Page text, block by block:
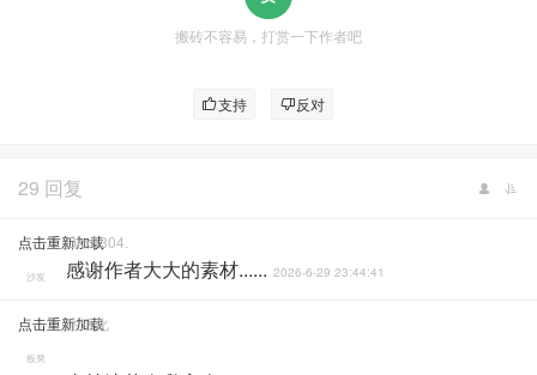
搬砖不容易，打赏一下作者吧
支持 反对
29 回复
点击重新加载
Gkx0304.
沙发 感谢作者大大的素材...... 2026-6-29 23:44:41
点击重新加载
生活化
板凳